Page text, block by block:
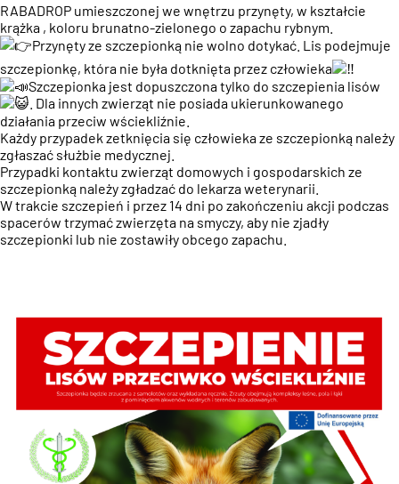
RABADROP umieszczonej we wnętrzu przynęty, w kształcie
krążka , koloru brunatno-zielonego o zapachu rybnym.
Przynęty ze szczepionką nie wolno dotykać. Lis podejmuje
szczepionkę, która nie była dotknięta przez człowieka
Szczepionka jest dopuszczona tylko do szczepienia lisów
. Dla innych zwierząt nie posiada ukierunkowanego
działania przeciw wściekliźnie.
Każdy przypadek zetknięcia się człowieka ze szczepionką należy
zgłaszać służbie medycznej.
Przypadki kontaktu zwierząt domowych i gospodarskich ze
szczepionką należy zgładzać do lekarza weterynarii.
W trakcie szczepień i przez 14 dni po zakończeniu akcji podczas
spacerów trzymać zwierzęta na smyczy, aby nie zjadły
szczepionki lub nie zostawiły obcego zapachu.